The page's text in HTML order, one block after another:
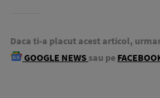
Daca ti-a placut acest articol,
GOOGLE NEWS sau pe